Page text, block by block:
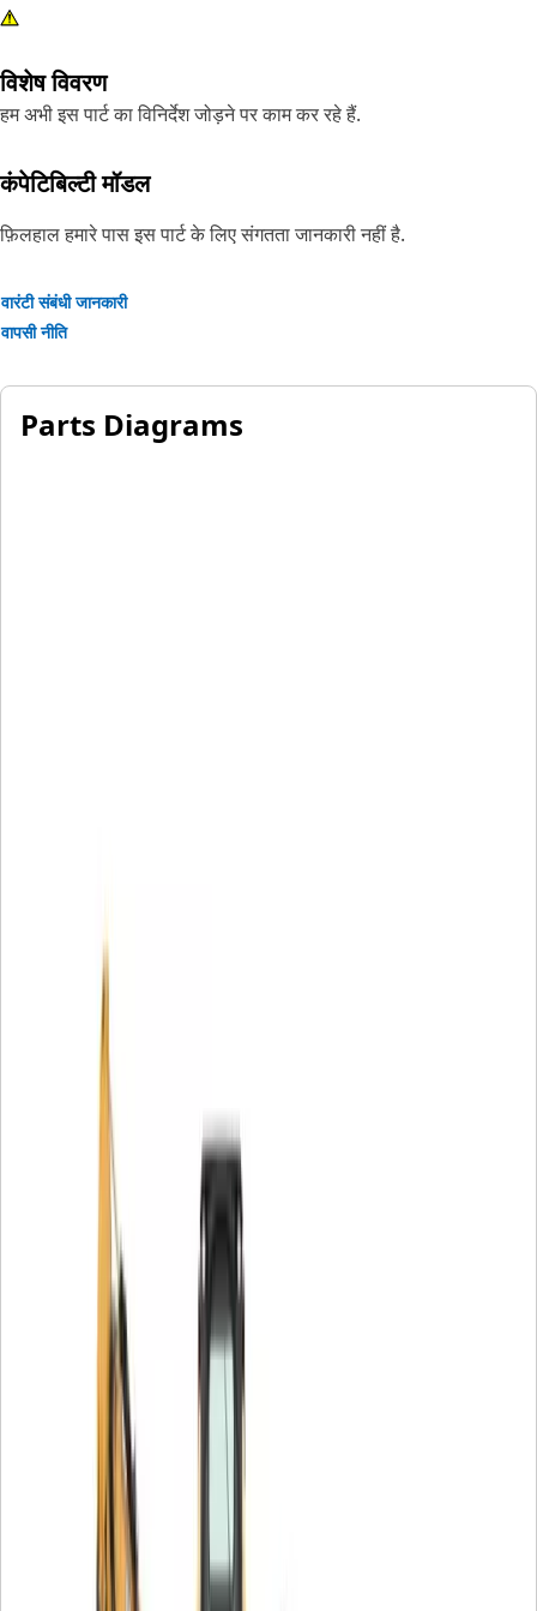
विशेष विवरण
हम अभी इस पार्ट का विनिर्देश जोड़ने पर काम कर रहे हैं.
कंपेटिबिल्टी मॉडल
फ़िलहाल हमारे पास इस पार्ट के लिए संगतता जानकारी नहीं है.
वारंटी संबंधी जानकारी
वापसी नीति
Parts Diagrams